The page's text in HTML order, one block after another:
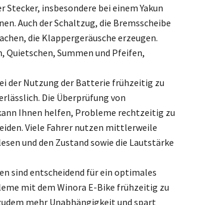
insbesondere bei einem Yakun
Auch der Schaltzug, die Bremsscheibe
die Klappergeräusche erzeugen.
Quietschen, Summen und Pfeifen,
der Nutzung der Batterie frühzeitig zu
Die Überprüfung von
Ihnen helfen, Probleme rechtzeitig zu
Viele Fahrer nutzen mittlerweile
und den Zustand sowie die Lautstärke
sind entscheidend für ein optimales
mit dem Winora E-Bike frühzeitig zu
mehr Unabhängigkeit und spart